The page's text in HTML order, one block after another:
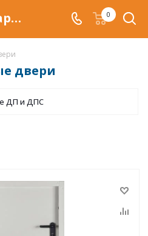
Противопожарные двери купить в Краснодаре, по низкой цене, противопожарная дверь EI 0
двери
ДП и ДПС